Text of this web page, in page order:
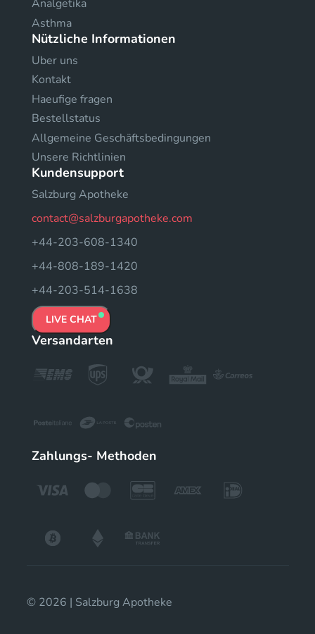
Analgetika
Asthma
Nützliche Informationen
Uber uns
Kontakt
Haeufige fragen
Bestellstatus
Allgemeine Geschäftsbedingungen
Unsere Richtlinien
Kundensupport
Salzburg Apotheke
contact@salzburgapotheke.com
+44-203-608-1340
+44-808-189-1420
+44-203-514-1638
LIVE CHAT
Versandarten
Zahlungs- Methoden
© 2026 | Salzburg Apotheke